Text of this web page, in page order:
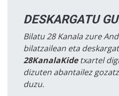
DESKARGATU
Bilatu 28 Kanala zure
bilatzailean eta
28KanalaKidetxartel
dizuten abantailez
duzu.